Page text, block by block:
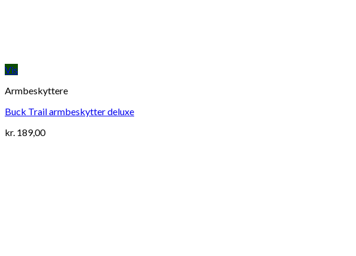
Vis
Armbeskyttere
Buck Trail armbeskytter deluxe
kr. 189,00